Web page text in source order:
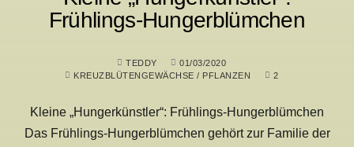
Frühlings-Hungerblümchen
TEDDY
01/03/2020
KREUZBLÜTENGEWÄCHSE / PFLANZEN 2
Kleine „Hungerkünstler“: Frühlings-Hungerblümchen
Das Frühlings-Hungerblümchen gehört zur Familie der